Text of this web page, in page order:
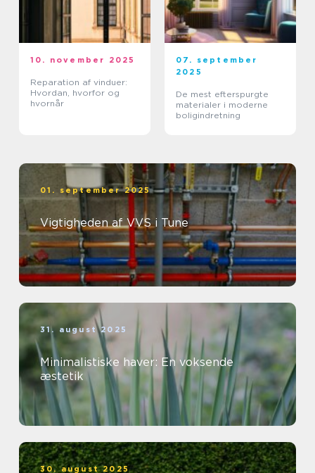
10. november 2025
Reparation af vinduer:
Hvordan, hvorfor og
hvornår
07. september
2025
De mest efterspurgte
materialer i moderne
boligindretning
01. september 2025
Vigtigheden af VVS i Tune
31. august 2025
Minimalistiske haver: En voksende
æstetik
30. august 2025